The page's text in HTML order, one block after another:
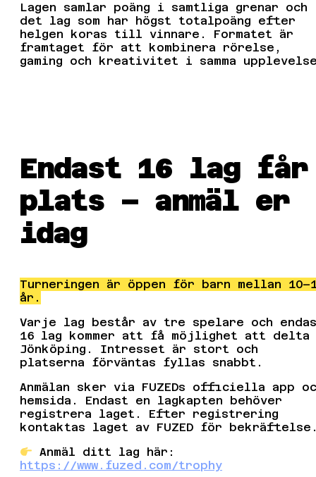
Lagen samlar poäng i samtliga grenar och
det lag som har högst totalpoäng efter
helgen koras till vinnare. Formatet är
framtaget för att kombinera rörelse,
gaming och kreativitet i samma
Endast 16 lag får
plats – anmäl er
idag
Turneringen är öppen för barn mellan
år.
Varje lag består av tre spelare och
16 lag kommer att få möjlighet att
Jönköping. Intresset är stort och
platserna förväntas fyllas snabbt.
Anmälan sker via FUZEDs officiella app
hemsida. Endast en lagkapten behöver
registrera laget. Efter registrering
kontaktas laget av FUZED för
Anmäl ditt lag här:
https://www.fuzed.com/trophy